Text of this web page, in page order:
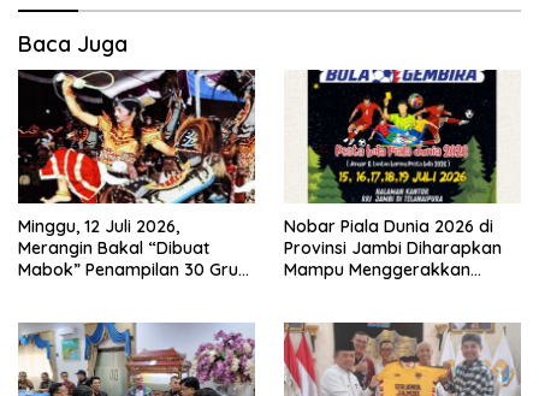
Baca Juga
Minggu, 12 Juli 2026,
Merangin Bakal “Dibuat
Mabok” Penampilan 30 Grup
Nobar Piala Dunia 2026 di
Provinsi Jambi Diharapkan
Mampu Menggerakkan